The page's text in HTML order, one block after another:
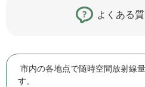
よくある
市内の各地点で随時空間放射線
す。